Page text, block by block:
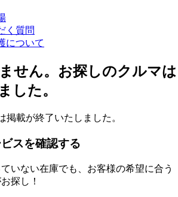
く質問
について
せん。お探しのクルマは
した。
掲載が終了いたしました。
スを確認する
いない在庫でも、お客様の希望に合う
探し！